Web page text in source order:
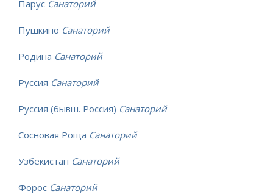
Парус Санаторий
Пушкино Санаторий
Родина Санаторий
Руссия Санаторий
Руссия (бывш. Россия) Санаторий
Сосновая Роща Санаторий
Узбекистан Санаторий
Форос Санаторий